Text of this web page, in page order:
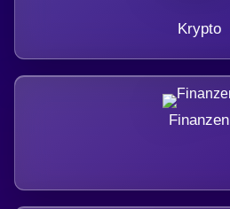
Krypto
Finanzen